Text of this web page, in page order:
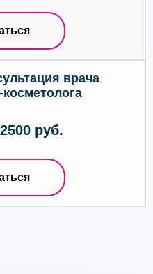
врача
2500 руб.